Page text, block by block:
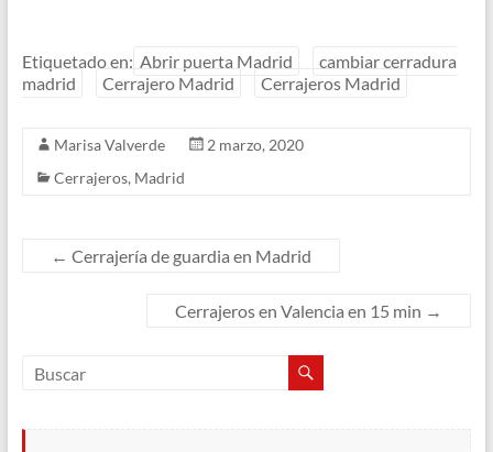
Etiquetado en: Abrir puerta Madrid
cambiar cerradura
madrid
Cerrajero Madrid Cerrajeros Madrid
Marisa Valverde
2 marzo, 2020
Cerrajeros, Madrid
← Cerrajería de guardia en Madrid
Cerrajeros en Valencia en 15 min →